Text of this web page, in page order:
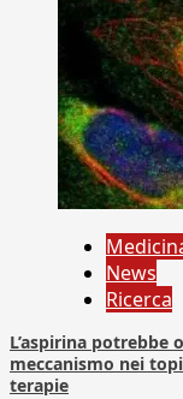
News
Ricerca
L’aspirina potrebbe
meccanismo nei
terapie